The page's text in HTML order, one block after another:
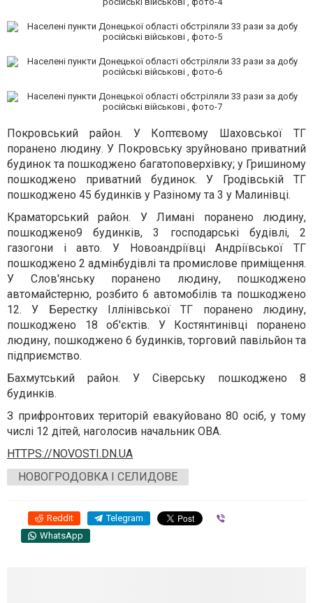
Покровський район. У Коптєвому Шаховської ТГ
поранено людину. У Покровську зруйновано приватний
будинок та пошкоджено багатоповерхівку; у Гришиному
пошкоджено приватний будинок. У Гродівській ТГ
пошкоджено 45 будинків у Разіному та 3 у Малинівці.
Краматорський район. У Лимані поранено людину,
пошкоджено9 будинків, 3 господарські будівлі, 2
газогони і авто. У Новоандріївці Андріївської ТГ
пошкоджено 2 адмінбудівлі та промислове приміщення.
У Слов'янську поранено людину, пошкоджено
автомайстерню, розбито 6 автомобілів та пошкоджено
12. У Берестку Іллінівської ТГ поранено людину,
пошкоджено 18 об'єктів. У Костянтинівці поранено
людину, пошкоджено 6 будинків, торговий павільйон та
підприємство.
Бахмутський район. У Сіверську пошкоджено 8
будинків.
З прифронтових територій евакуйовано 80 осіб, у тому
числі 12 дітей, наголосив начальник ОВА.
HTTPS://NOVOSTI.DN.UA
НОВОГРОДОВКА І СЕЛИДОВЕ
Reddit Telegram
WhatsApp